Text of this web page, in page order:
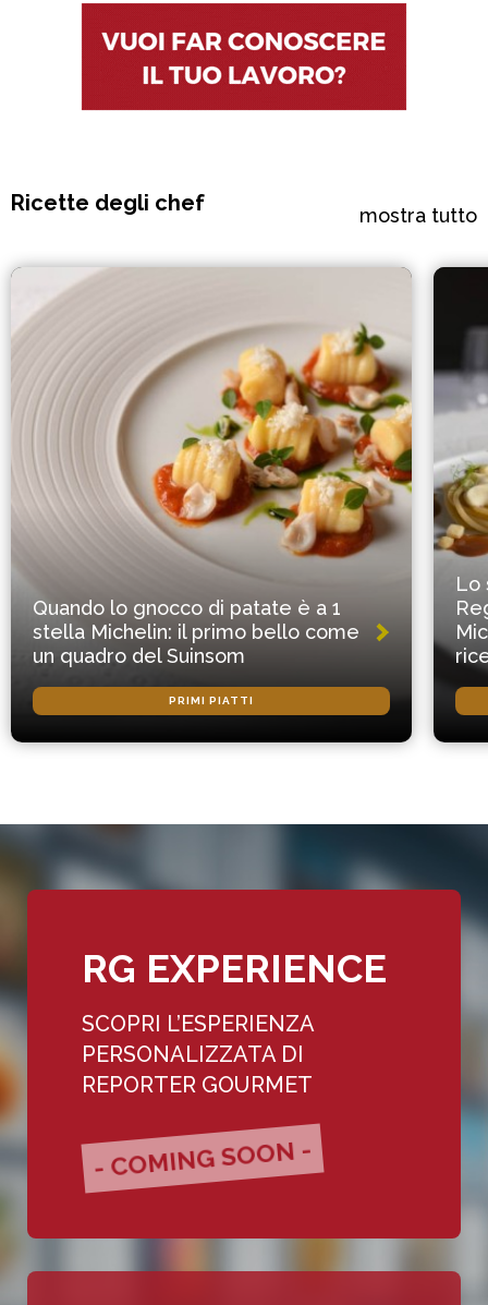
Ricette degli chef mostra tutto
Quando lo gnocco di patate è a 1
stella Michelin: il primo bello come
un quadro del Suinsom
PRIMI PIATTI
Lo
RG EXPERIENCE
SCOPRI L’ESPERIENZA
PERSONALIZZATA DI
REPORTER GOURMET
- COMING SOON -